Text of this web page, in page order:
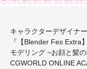
キャラクターデザイナ
『【Blender Fes Extra
モデリング ~お顔と髪
CGWORLD ONLINE